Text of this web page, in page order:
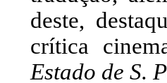
deste,
crítica
Estado de S.